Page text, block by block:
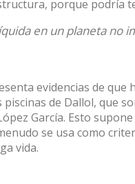
porque podría
en un planeta no
evidencias de que
de Dallol, que
García. Esto
se usa como
vida.